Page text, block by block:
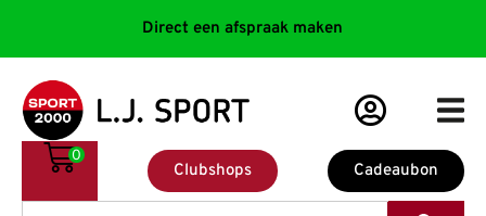
Direct een afspraak maken
Cadeaubon
Clubshops
0